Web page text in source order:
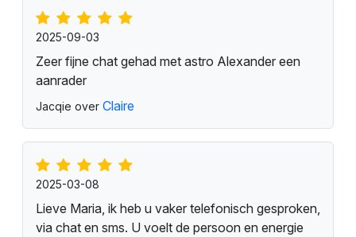
2025-09-03
Zeer fijne chat gehad met astro Alexander een
aanrader
Jacqie over Claire
2025-03-08
Lieve Maria, ik heb u vaker telefonisch gesproken,
via chat en sms. U voelt de persoon en energie